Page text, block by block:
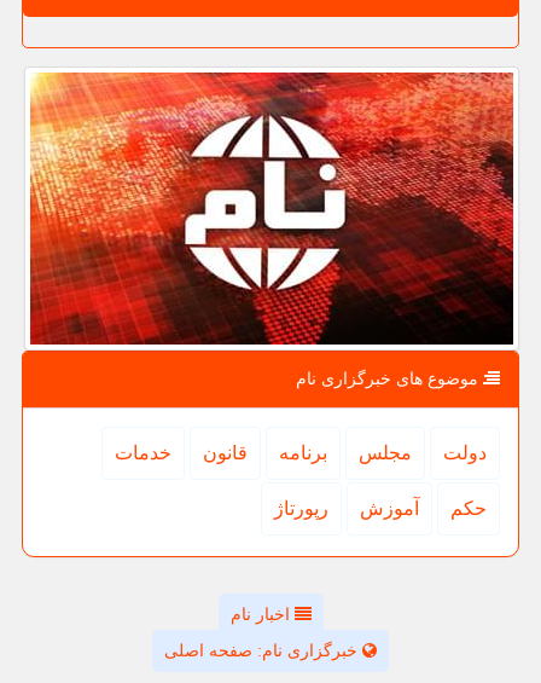
موضوع های خبرگزاری نام
دولت مجلس برنامه قانون خدمات
حكم آموزش رپورتاژ
اخبار نام
خبرگزاری نام: صفحه اصلی